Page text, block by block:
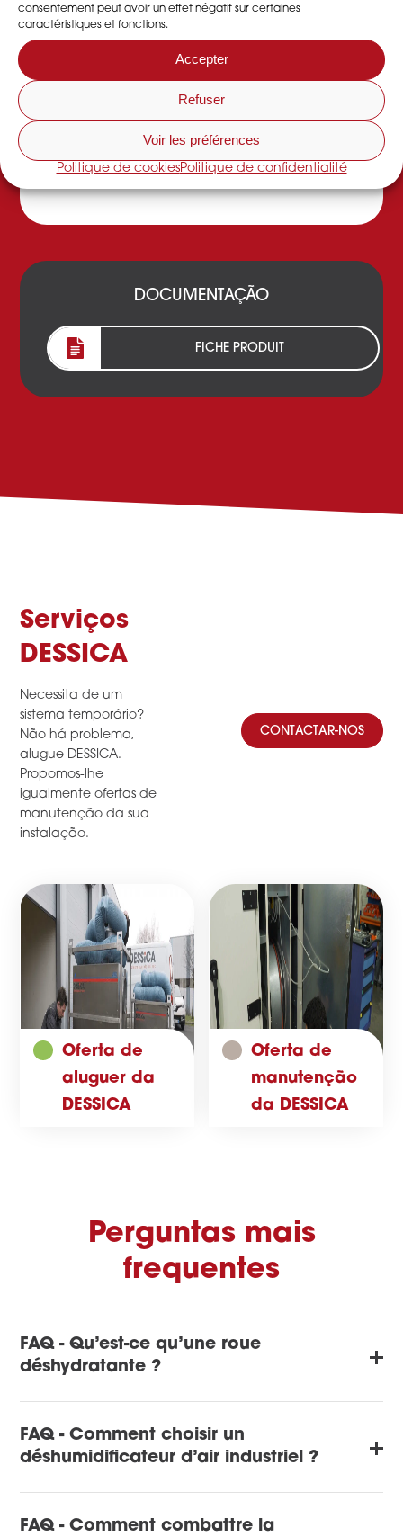
consentement peut avoir un effet négatif sur certaines
caractéristiques et fonctions.
Accepter
Refuser
Voir les préférences
Politique de cookiesPolitique de confidentialité
O desidratador de ar industrial DESSICA funciona
com uma roda dessecante composta por sílica-
gel e dois fluxos de ar em contracorrente que
O parque de serviços e soluções temporárias
permite-lhe alugar desidratadores e
desumidificação desde 1 semana até vários
DOCUMENTAÇÃO
FICHE PRODUIT
Serviços
DESSICA
Necessita de um
sistema temporário?
Não há problema,
alugue DESSICA.
Propomos-lhe
igualmente ofertas de
manutenção da sua
instalação.
CONTACTAR-NOS
Oferta de
aluguer da
DESSICA
Oferta de
manutenção
da DESSICA
Perguntas mais
frequentes
FAQ - Qu’est-ce qu’une roue
déshydratante ?
FAQ - Comment choisir un
déshumidificateur d’air industriel ?
FAQ - Comment combattre la